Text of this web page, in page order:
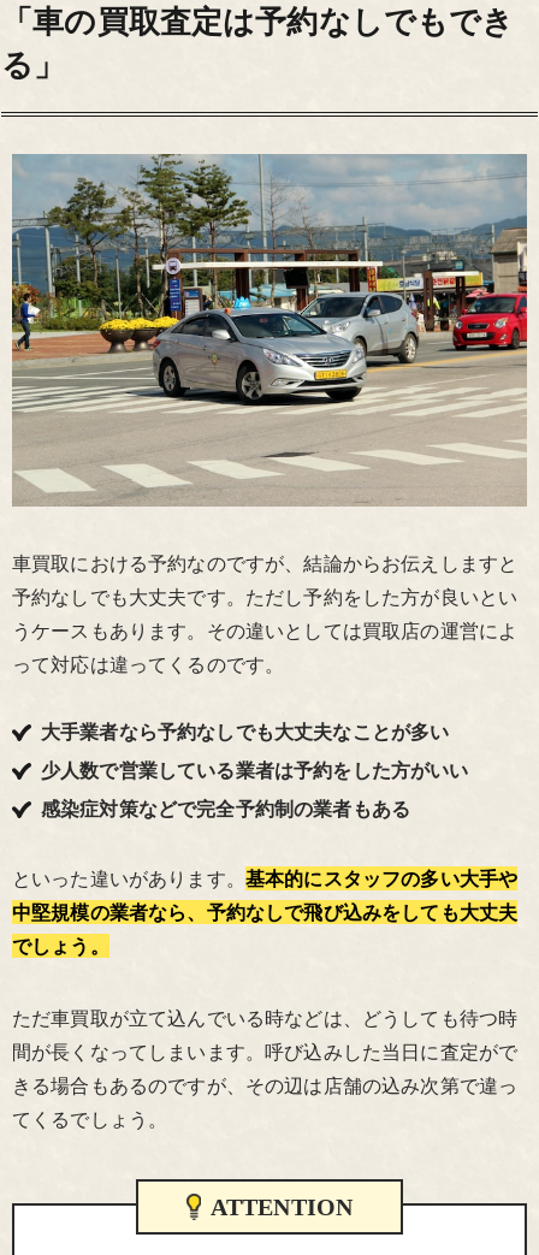
「車の買取査定は予約なしでもでき
る」
車買取における予約なのですが、結論からお伝えしますと
予約なしでも大丈夫です。ただし予約をした方が良いとい
うケースもあります。その違いとしては買取店の運営によ
って対応は違ってくるのです。
大手業者なら予約なしでも大丈夫なことが多い
少人数で営業している業者は予約をした方がいい
感染症対策などで完全予約制の業者もある
といった違いがあります。 基本的にスタッフの多い大手や
中堅規模の業者なら、予約なしで飛び込みをしても大丈夫
でしょう。
ただ車買取が立て込んでいる時などは、どうしても待つ時
間が長くなってしまいます。呼び込みした当日に査定がで
きる場合もあるのですが、その辺は店舗の込み次第で違っ
てくるでしょう。
ATTENTION